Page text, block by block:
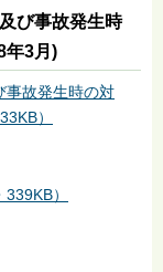
び事故発生時
年3月)
事故発生時の対
）
）